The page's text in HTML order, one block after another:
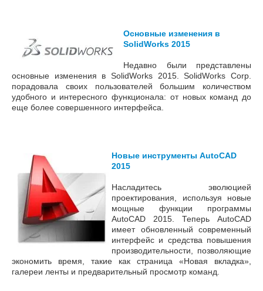
Основные изменения в
SolidWorks 2015
Недавно были представлены
основные изменения в SolidWorks 2015. SolidWorks Corp.
порадовала своих пользователей большим количеством
удобного и интересного функционала: от новых команд до
еще более совершенного интерфейса.
Новые инструменты AutoCAD
2015
Насладитесь эволюцией
проектирования, используя новые
мощные функции программы
AutoCAD 2015. Теперь AutoCAD
имеет обновленный современный
интерфейс и средства повышения
производительности, позволяющие
экономить время, такие как страница «Новая вкладка»,
галереи ленты и предварительный просмотр команд.